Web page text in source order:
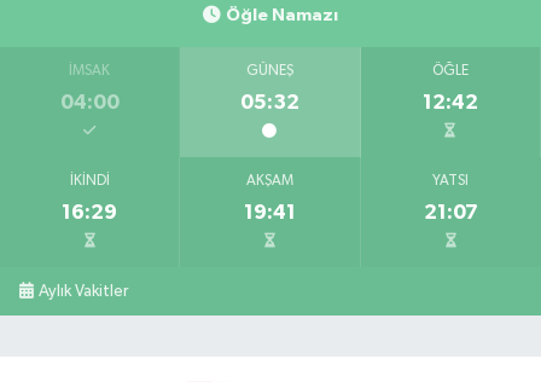
Öğle Namazı
İMSAK
04:00
GÜNEŞ
05:32
ÖĞLE
12:42
İKINDI
16:29
AKŞAM
19:41
YATSI
21:07
Aylık Vakitler